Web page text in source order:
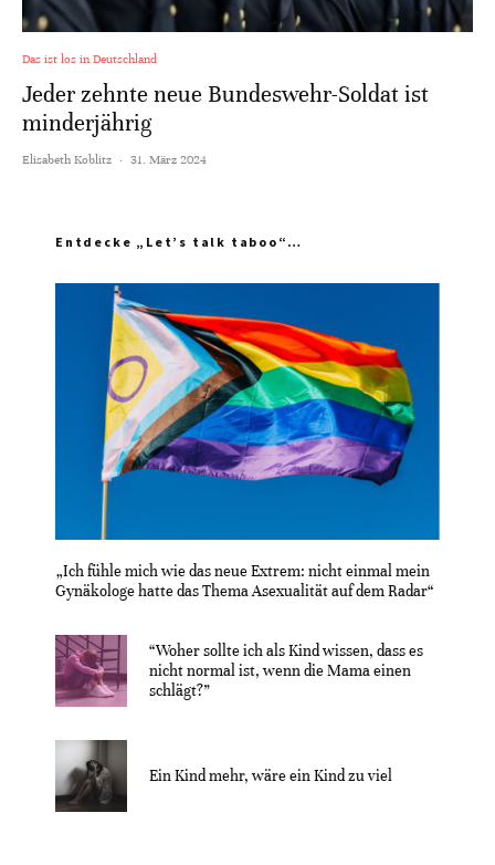
Das ist los in Deutschland
Jeder zehnte neue Bundeswehr-Soldat ist
minderjährig
Elisabeth Koblitz · 31. März 2024
Entdecke „Let’s talk taboo“…
„Ich fühle mich wie das neue Extrem: nicht einmal mein
Gynäkologe hatte das Thema Asexualität auf dem Radar“
“Woher sollte ich als Kind wissen, dass es
nicht normal ist, wenn die Mama einen
schlägt?”
Ein Kind mehr, wäre ein Kind zu viel